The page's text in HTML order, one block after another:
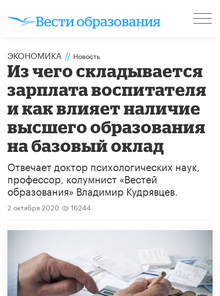
ЭКОНОМИКА // Новость
Из чего складывается
зарплата воспитателя
и как влияет наличие
высшего образования
на базовый оклад
Отвечает доктор психологических наук,
профессор, колумнист «Вестей
образования» Владимир Кудрявцев.
2 октября 2020 16244